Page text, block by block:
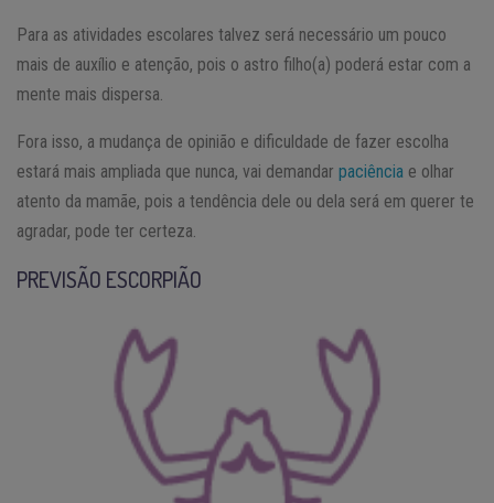
Para as atividades escolares talvez será necessário um pouco
mais de auxílio e atenção, pois o astro filho(a) poderá estar com a
mente mais dispersa.
Fora isso, a mudança de opinião e dificuldade de fazer escolha
estará mais ampliada que nunca, vai demandar paciência e olhar
atento da mamãe, pois a tendência dele ou dela será em querer te
agradar, pode ter certeza.
PREVISÃO ESCORPIÃO